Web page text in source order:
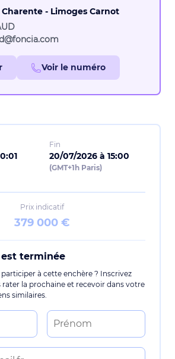
Charente - Limoges Carnot
Voir le numéro
Fin
20/07/2026 à 15:00
(GMT+1h Paris)
Prix indicatif
379 000 €
terminée
à cette enchère ? Inscrivez
rater la prochaine et recevoir dans votre
similaires.